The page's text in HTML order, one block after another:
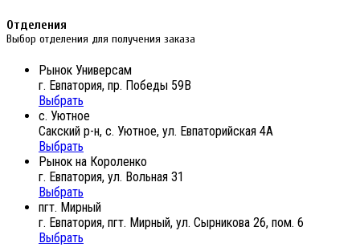
Отделения
Выбор отделения для получения заказа
Рынок Универсам
г. Евпатория, пр. Победы 59В
Выбрать
с. Уютное
Сакский р-н, с. Уютное, ул. Евпаторийская 4А
Выбрать
Рынок на Короленко
г. Евпатория, ул. Вольная 31
Выбрать
пгт. Мирный
г. Евпатория, пгт. Мирный, ул. Сырникова 26, пом. 6
Выбрать